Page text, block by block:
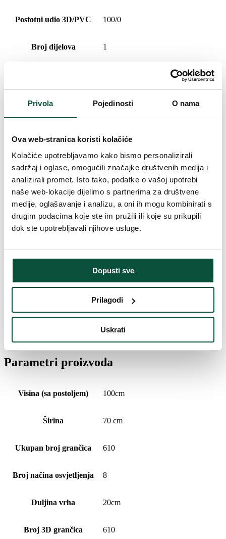
Privola Pojedinosti O nama
Ova web-stranica koristi kolačiće
Kolačiće upotrebljavamo kako bismo personalizirali
sadržaj i oglase, omogućili značajke društvenih medija i
analizirali promet. Isto tako, podatke o vašoj upotrebi
naše web-lokacije dijelimo s partnerima za društvene
medije, oglašavanje i analizu, a oni ih mogu kombinirati s
drugim podacima koje ste im pružili ili koje su prikupili
dok ste upotrebljavali njihove usluge.
Dopusti sve
Prilagodi
Uskrati
Postotni udio 3D/PVC 100/0
Broj dijelova 1
Postolje (uključeno u paket) Saksija
Težina (brutto) 4,4
Broj LED dioda 70
Paket 1 92x24x24
Povijest cijena
Najniža cijena u zadnjih 30 dana je82€
Parametri proizvoda
Visina (sa postoljem) 100cm
Širina 70 cm
Ukupan broj grančica 610
Broj načina osvjetljenja 8
Duljina vrha 20cm
Broj 3D grančica 610